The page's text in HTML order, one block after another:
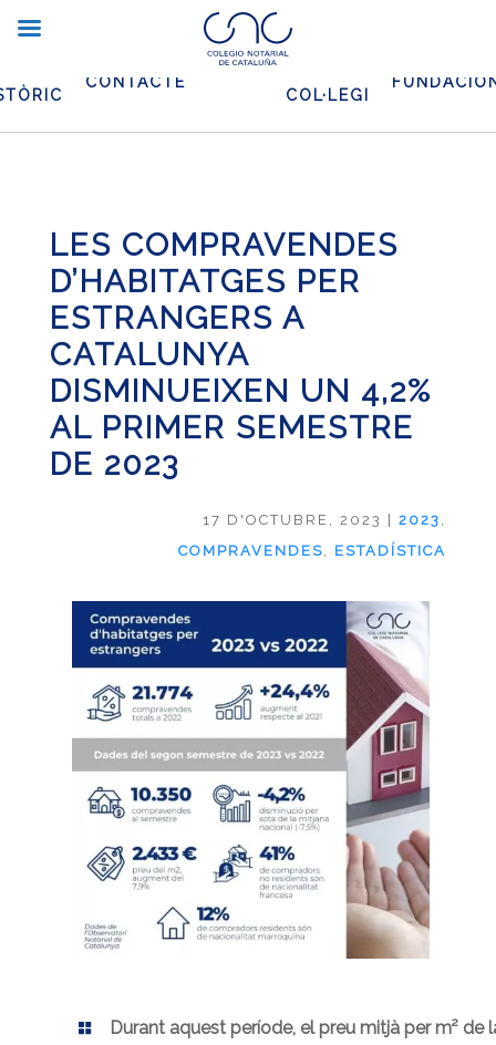
CONTACTE
COL·LEGI
LES COMPRAVENDES
D’HABITATGES PER
ESTRANGERS A
CATALUNYA
DISMINUEIXEN UN 4,2%
AL PRIMER SEMESTRE
DE 2023
17 D'OCTUBRE, 2023 |2023 ,
COMPRAVENDES, ESTADÍSTICA
Durant aquest període, el preu mitjà per m² de